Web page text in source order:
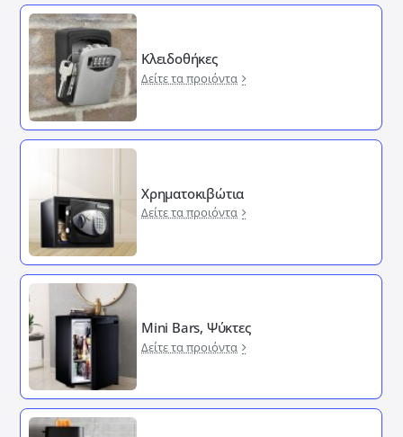
Κλειδοθήκες
Δείτε τα προιόντα
Χρηματοκιβώτια
Δείτε τα προιόντα
Mini Bars, Ψύκτες
Δείτε τα προιόντα